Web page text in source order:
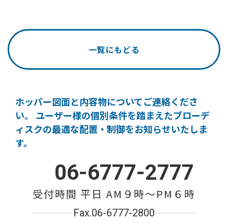
一覧にもどる
ホッパー図面と内容物についてご連絡くださ
い。
ユーザー様の個別条件を踏まえたブローデ
ィスクの最適な配置・制御をお知らせいたしま
す。
06-6777-2777
受付時間 平日 AM９時〜PM６時
Fax.06-6777-2800